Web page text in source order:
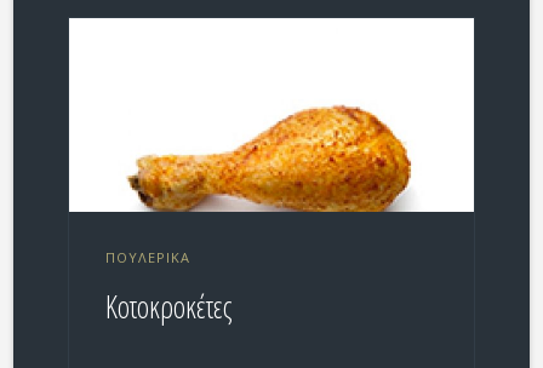
ΠΟΥΛΕΡΙΚΆ
Κοτοκροκέτες